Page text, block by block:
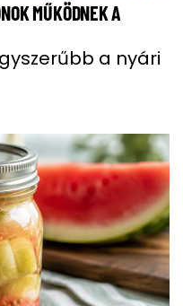
MŰKÖDNEK A
a nyári